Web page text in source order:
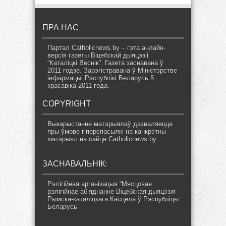
ПРА НАС
Партал Catholicnews.by – гэта анлайн-
версія газеты Віцебскай дыяцэзіі
“Каталіцкі Веснік”. Газета заснавана ў
2011 годзе. Зарэгістравана ў Міністэрстве
інфармацыі Рэспублікі Беларусь 5
красавіка 2011 года.
COPYRIGHT
Выкарыстанне матэрыялаў дазваляецца
пры ўмове гіперспасылкі на канкрэтны
матэрыял на сайце Catholicnews.by
ЗАСНАВАЛЬНІК:
Рэлігійная арганізацыя “Мясцовае
рэлігійнае аб’яднанне Віцебская дыяцэзія
Рымска-каталіцкага Касцёла ў Рэспубліцы
Беларусь”